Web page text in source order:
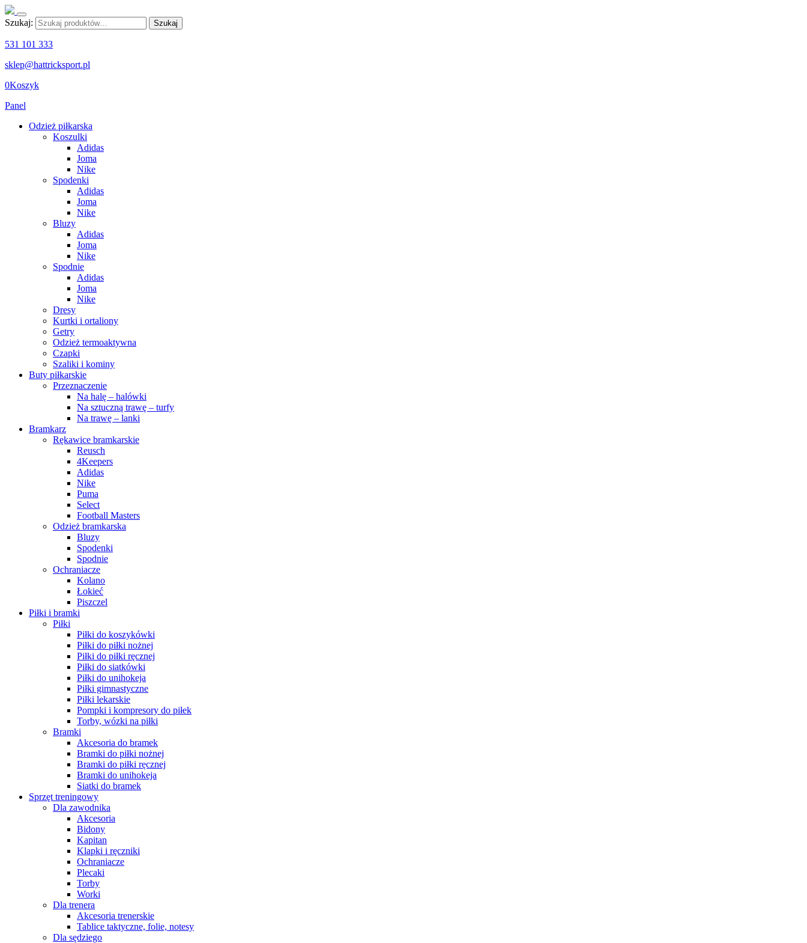
Szukaj: Szukaj
531 101 333
sklep@hattricksport.pl
0Koszyk
Panel
Odzież piłkarska
Koszulki
Adidas
Joma
Nike
Spodenki
Adidas
Joma
Nike
Bluzy
Adidas
Joma
Nike
Spodnie
Adidas
Joma
Nike
Dresy
Kurtki i ortaliony
Getry
Odzież termoaktywna
Czapki
Szaliki i kominy
Buty piłkarskie
Przeznaczenie
Na halę – halówki
Na sztuczną trawę – turfy
Na trawę – lanki
Bramkarz
Rękawice bramkarskie
Reusch
4Keepers
Adidas
Nike
Puma
Select
Football Masters
Odzież bramkarska
Bluzy
Spodenki
Spodnie
Ochraniacze
Kolano
Łokieć
Piszczel
Piłki i bramki
Piłki
Piłki do koszykówki
Piłki do piłki nożnej
Piłki do piłki ręcznej
Piłki do siatkówki
Piłki do unihokeja
Piłki gimnastyczne
Piłki lekarskie
Pompki i kompresory do piłek
Torby, wózki na piłki
Bramki
Akcesoria do bramek
Bramki do piłki nożnej
Bramki do piłki ręcznej
Bramki do unihokeja
Siatki do bramek
Sprzęt treningowy
Dla zawodnika
Akcesoria
Bidony
Kapitan
Klapki i ręczniki
Ochraniacze
Plecaki
Torby
Worki
Dla trenera
Akcesoria trenerskie
Tablice taktyczne, folie, notesy
Dla sędziego